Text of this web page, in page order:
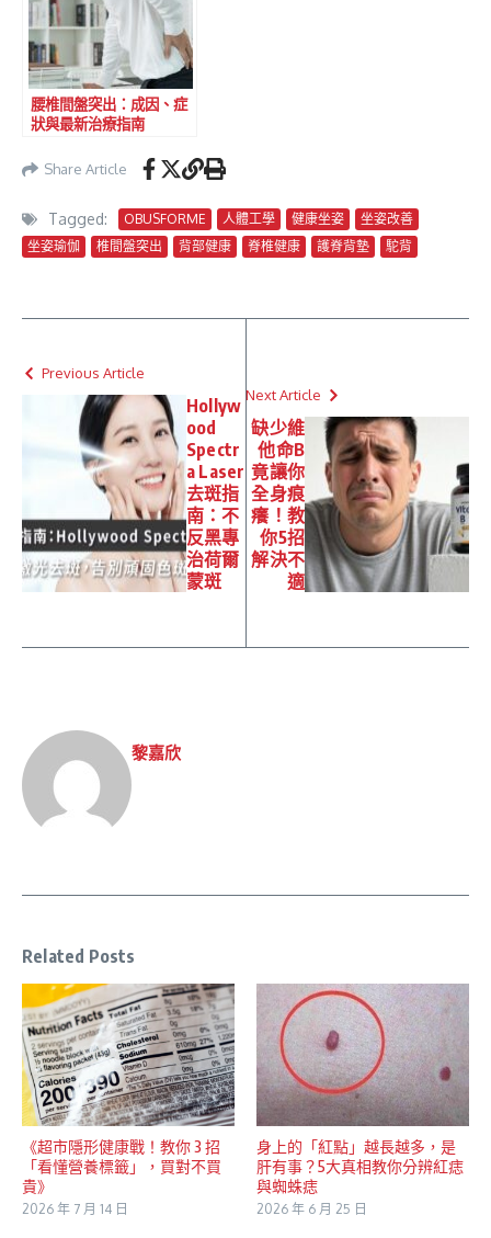
腰椎間盤突出：成因、症
狀與最新治療指南
Share Article
Tagged: OBUSFORME 人體工學 健康坐姿
坐姿改善
坐姿瑜伽
椎間盤突出 背部健康 脊椎健康 護脊背墊 駝背
Previous Article
Hollyw
ood
Spectr
a Laser
去斑指
南：不
反黑專
治荷爾
蒙斑
Next Article
缺少維
他命B
竟讓你
全身痕
癢！教
你5招
解決不
適
黎嘉欣
Related Posts
《超市隱形健康戰！教你 3 招
「看懂營養標籤」，買對不買
貴》
2026 年 7 月 14 日
身上的「紅點」越長越多，是
肝有事？5大真相教你分辨紅痣
與蜘蛛痣
2026 年 6 月 25 日